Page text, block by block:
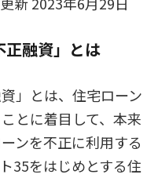
正融資」とは
」とは、住宅ローン
とに着目して、本来
ンを不正に利用する
35をはじめとする住